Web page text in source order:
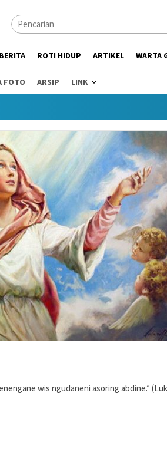
BERITA ROTI HIDUP ARTIKEL WARTA
FOTO ARSIP LINK
wis ngudaneni asoring abdine.”